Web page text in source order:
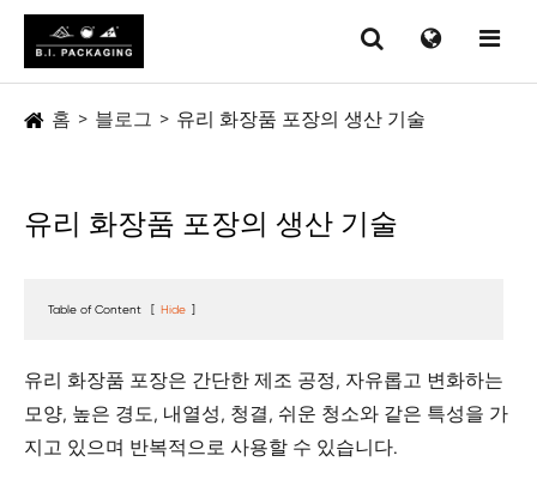
홈 블로그 유리 화장품 포장의 생산 기술
유리 화장품 포장의 생산 기술
Table of Content [ Hide ]
유리 화장품 포장은 간단한 제조 공정, 자유롭고 변화하는
모양, 높은 경도, 내열성, 청결, 쉬운 청소와 같은 특성을 가
지고 있으며 반복적으로 사용할 수 있습니다.